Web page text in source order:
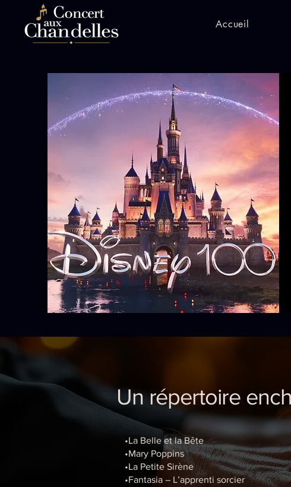
Accueil
Un répertoire
•La Belle et la Bête
•Mary Poppins
•La Petite Sirène
•Fantasia – L’apprenti sorcier